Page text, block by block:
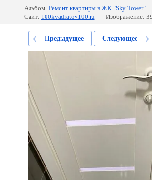
Альбом: Ремонт квартиры в ЖК "Sky Tower"
Сайт: 100kvadratov100.ru Изображение:
Предыдущее Следующее